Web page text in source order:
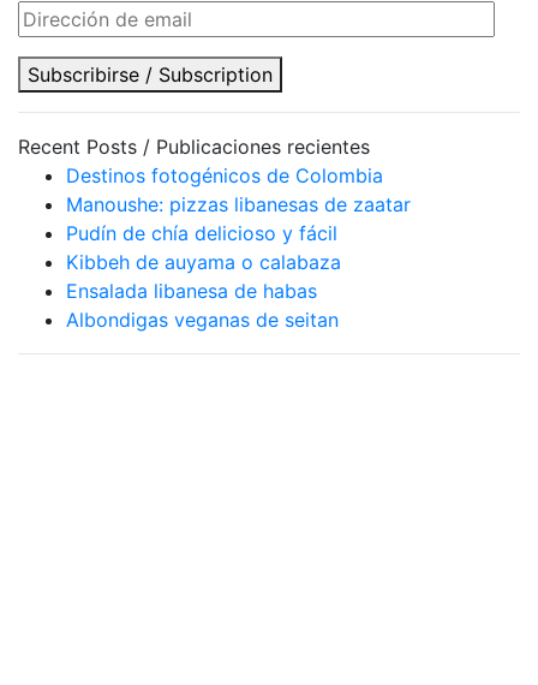
Dirección
de
email
Subscribirse / Subscription
Recent Posts / Publicaciones recientes
Destinos fotogénicos de Colombia
Manoushe: pizzas libanesas de zaatar
Pudín de chía delicioso y fácil
Kibbeh de auyama o calabaza
Ensalada libanesa de habas
Albondigas veganas de seitan